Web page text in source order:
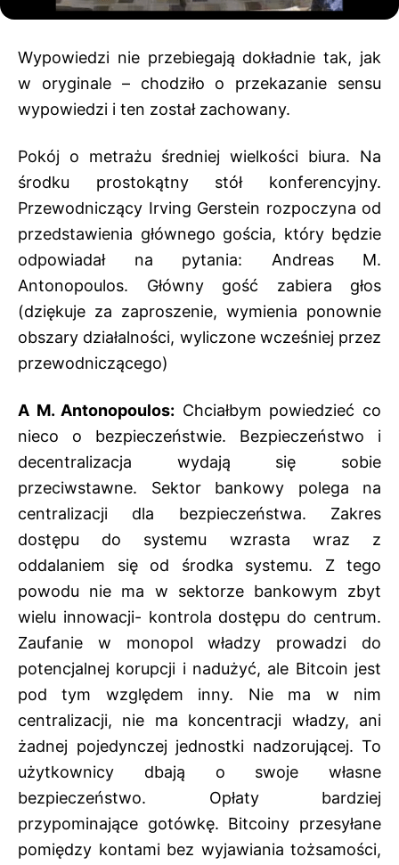
Wypowiedzi nie przebiegają dokładnie tak, jak
w oryginale – chodziło o przekazanie sensu
wypowiedzi i ten został zachowany.
Pokój o metrażu średniej wielkości biura. Na
środku prostokątny stół konferencyjny.
Przewodniczący Irving Gerstein rozpoczyna od
przedstawienia głównego gościa, który będzie
odpowiadał na pytania: Andreas M.
Antonopoulos. Główny gość zabiera głos
(dziękuje za zaproszenie, wymienia ponownie
obszary działalności, wyliczone wcześniej przez
przewodniczącego)
A M. Antonopoulos: Chciałbym powiedzieć co
nieco o bezpieczeństwie. Bezpieczeństwo i
decentralizacja wydają się sobie
przeciwstawne. Sektor bankowy polega na
centralizacji dla bezpieczeństwa. Zakres
dostępu do systemu wzrasta wraz z
oddalaniem się od środka systemu. Z tego
powodu nie ma w sektorze bankowym zbyt
wielu innowacji- kontrola dostępu do centrum.
Zaufanie w monopol władzy prowadzi do
potencjalnej korupcji i nadużyć, ale Bitcoin jest
pod tym względem inny. Nie ma w nim
centralizacji, nie ma koncentracji władzy, ani
żadnej pojedynczej jednostki nadzorującej. To
użytkownicy dbają o swoje własne
bezpieczeństwo. Opłaty bardziej
przypominające gotówkę. Bitcoiny przesyłane
pomiędzy kontami bez wyjawiania tożsamości,